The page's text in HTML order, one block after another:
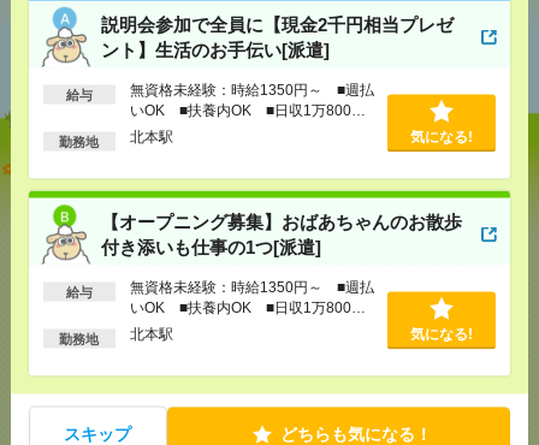
説明会参加で全員に【現金2千円相当プレゼ
ント】生活のお手伝い[派遣]
給与
無資格未経験：時給1350円～ ■週払
いOK ■扶養内OK ■日収1万800円
以上
勤務地 北本駅 気になる!
【オープニング募集】おばあちゃんのお散歩
付き添いも仕事の1つ[派遣]
給与
無資格未経験：時給1350円～ ■週払
いOK ■扶養内OK ■日収1万800円
以上
勤務地 北本駅 気になる!
スキップ どちらも気になる！
あなたの閲覧履歴からの
おすすめ
活のお手伝い[派遣]
[給 与]
無資格未経験：時給1350円～ ■週払い
OK ■扶養内OK ■日収1万800円以上
交通費全額支給
[勤務地]北本駅
[給 与]無資格未経験：時給1350円～ ■週払い